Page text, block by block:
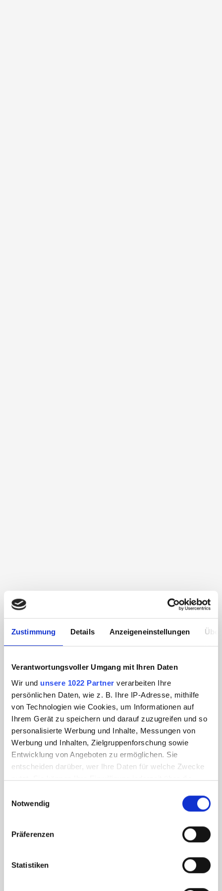
Zustimmung Details Anzeigeneinstellungen
Verantwortungsvoller Umgang mit Ihren Daten
Wir und unsere 1022 Partner verarbeiten Ihre
persönlichen Daten, wie z. B. Ihre IP-Adresse, mithilfe
von Technologien wie Cookies, um Informationen auf
Ihrem Gerät zu speichern und darauf zuzugreifen und so
personalisierte Werbung und Inhalte, Messungen von
Werbung und Inhalten, Zielgruppenforschung sowie
Entwicklung von Angeboten zu ermöglichen. Sie
entscheiden darüber, wer Ihre Daten für welche Zwecke
nutzt. Sie können Ihre Einwilligung jederzeit über die
Trigger Symbol ändern oder widerrufen
Informationen über Ihre geografische Lage
können
bestimmten Merkmalen (Fingerprinting) identifizieren
Notwendig
Präferenzen
Statistiken